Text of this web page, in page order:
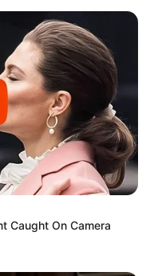
Caught On Camera